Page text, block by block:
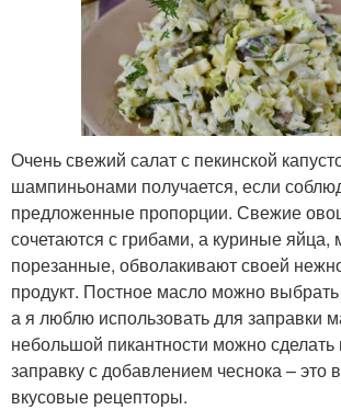
Очень свежий салат с пекинской
шампиньонами получается, если
предложенные пропорции. Свежие
сочетаются с грибами, а куриные яйца,
порезанные, обволакивают своей
продукт. Постное масло можно
а я люблю использовать для заправки
небольшой пикантности можно
заправку с добавлением чеснока – это
вкусовые рецепторы.